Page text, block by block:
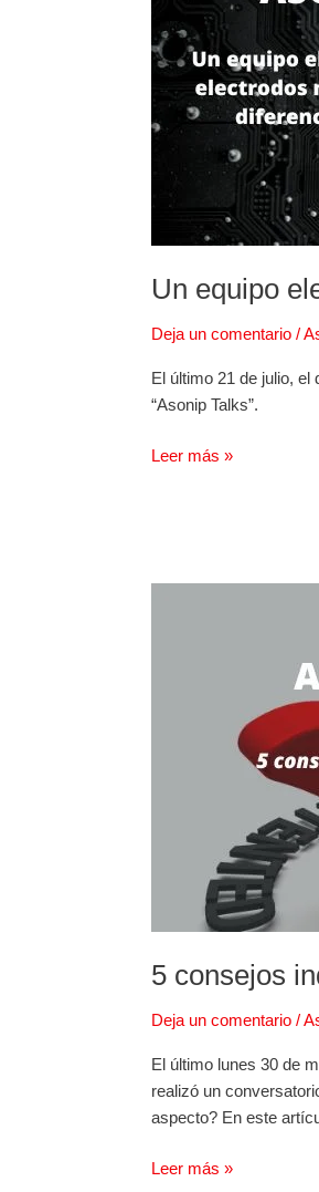
Un equipo
Deja un comentario /
El último 21 de julio,
“Asonip Talks”.
electrodos
móviles
que
marca
la
mercado
Leer más »
5 consejos
Deja un comentario /
El último lunes 30 de
realizó un
aspecto? En este
Leer más »